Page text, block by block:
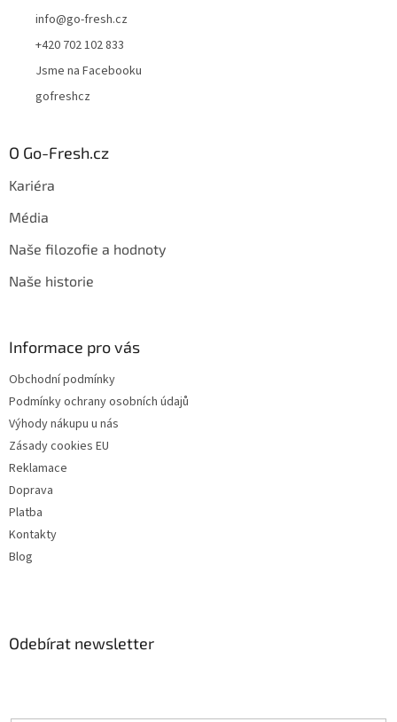
info@go-fresh.cz
+420 702 102 833
Jsme na Facebooku
gofreshcz
O Go-Fresh.cz
Kariéra
Média
Naše filozofie a hodnoty
Naše historie
Informace pro vás
Obchodní podmínky
Podmínky ochrany osobních údajů
Výhody nákupu u nás
Zásady cookies EU
Reklamace
Doprava
Platba
Kontakty
Blog
Odebírat newsletter